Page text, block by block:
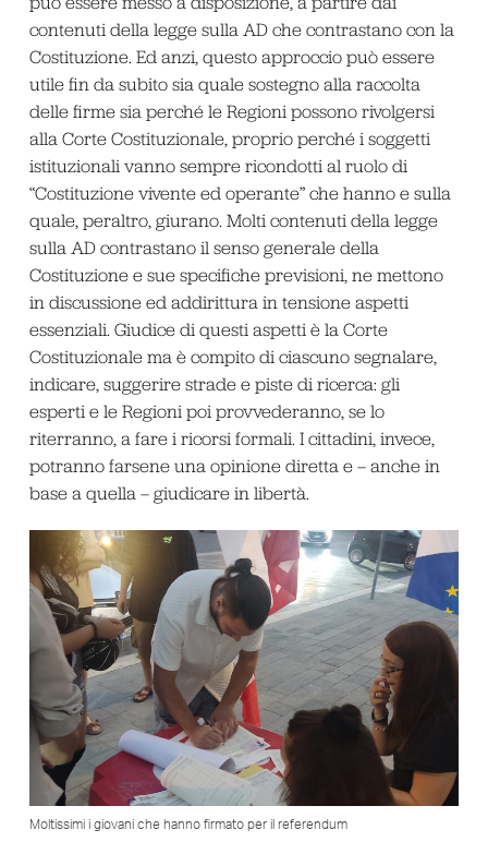
contenuti della legge sulla AD che contrastano con la
Costituzione. Ed anzi, questo approccio può essere
utile fin da subito sia quale sostegno alla raccolta
delle firme sia perché le Regioni possono rivolgersi
alla Corte Costituzionale, proprio perché i soggetti
istituzionali vanno sempre ricondotti al ruolo di
“Costituzione vivente ed operante” che hanno e sulla
quale, peraltro, giurano. Molti contenuti della legge
sulla AD contrastano il senso generale della
Costituzione e sue specifiche previsioni, ne mettono
in discussione ed addirittura in tensione aspetti
essenziali. Giudice di questi aspetti è la Corte
Costituzionale ma è compito di ciascuno segnalare,
indicare, suggerire strade e piste di ricerca: gli
esperti e le Regioni poi provvederanno, se lo
riterranno, a fare i ricorsi formali. I cittadini, invece,
potranno farsene una opinione diretta e – anche in
base a quella – giudicare in libertà.
Moltissimi i giovani che hanno firmato per il referendum